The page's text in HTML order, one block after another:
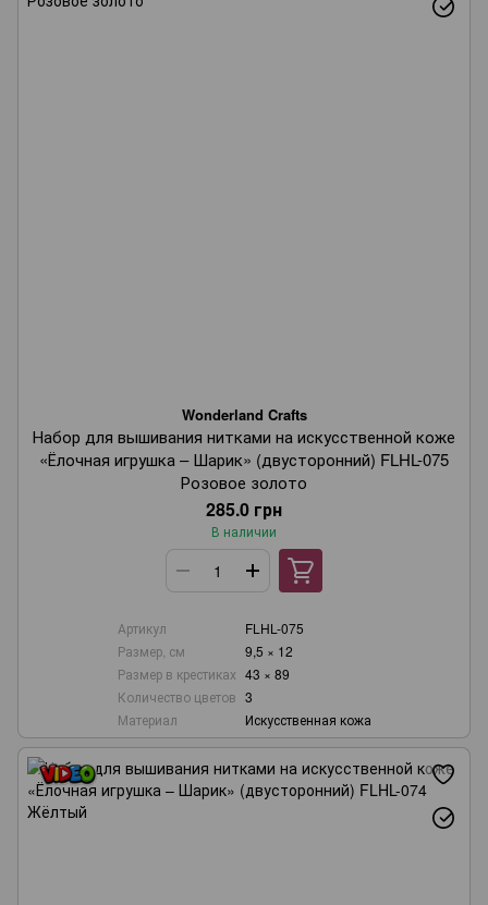
Wonderland Crafts
Набор для вышивания нитками на искусственной коже
«Ёлочная игрушка – Шарик» (двусторонний) FLHL-075
Розовое золото
285.0 грн
В наличии
Артикул
FLHL-075
Размер, см
9,5 × 12
Размер в крестиках 43 × 89
Количество цветов 3
Материал
Искусственная кожа